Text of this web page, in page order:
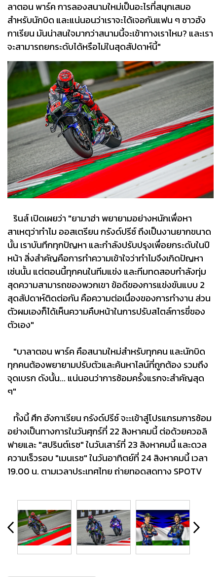
ลาตอน พาร์ค การลองสนามใหม่เป็นอะไรที่สนุกเสมอ
สำหรับนักบิด และแน่นอนว่าเราจะได้เจอกันแฟน ๆ ชาวฮัง
กาเรียน มันน่าสนใจมากว่าสนามนี้จะเข้าทางเราไหม? และเรา
จะสามารถยกระดับได้หรือไม่ในสุดสัปดาห์นี้"
รินส์ เปิดเผยว่า "ยามาฮ่า พยายามอย่างหนักเพื่อหา
สาเหตุว่าทำไม ออสเตรียน กรังด์ปรีซ์ ถึงเป็นงานยากขนาด
นั้น เราบันทึกทุกปัญหา และกำลังปรับปรุงเพื่อยกระดับในปี
หน้า สิ่งสำคัญคือการทำความเข้าใจว่าทำไมจึงเกิดปัญหา
เช่นนั้น แต่ตอนนี้ทุกคนในทีมแข่ง และทีมทดสอบกำลังทุ่ม
สุดความสามารถของพวกเขา ข้อดีของการแข่งขันแบบ 2
สุดสัปดาห์ติดต่อกัน คือความต่อเนื่องของการทำงาน ส่วน
ตัวผมเองก็ได้เห็นความคืบหน้าในการปรับสไตล์การขี่ของ
ตัวเอง"
"บาลาตอน พาร์ค คือสนามใหม่สำหรับทุกคน และนักบิด
ทุกคนต้องพยายามปรับตัวและค้นหาไลน์ที่ถูกต้อง รวมถึง
จุดเบรก ดังนั้น... แน่นอนว่าการซ้อมครั้งแรกจะสำคัญสุด
ๆ"
ทั้งนี้ ศึก ฮังกาเรียน กรังด์ปรีซ์ จะะเข้าสู่โปรแกรมการซ้อม
อย่างเป็นทางการในวันศุกร์ที่ 22 สิงหาคมนี้ ต่อด้วยควอลิ
ฟายและ "สปรินต์เรซ" ในวันเสาร์ที่ 23 สิงหาคมนี้ และดวล
ความเร็วรอบ "เมนเรซ" ในวันอาทิตย์ที่ 24 สิงหาคมนี้ เวลา
19.00 น. ตามเวลาประเทศไทย ถ่ายทอดสดทาง SPOTV